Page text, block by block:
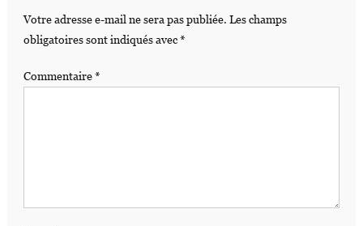
Votre adresse e-mail ne sera pas publiée. Les champs
obligatoires sont indiqués avec*
Commentaire*